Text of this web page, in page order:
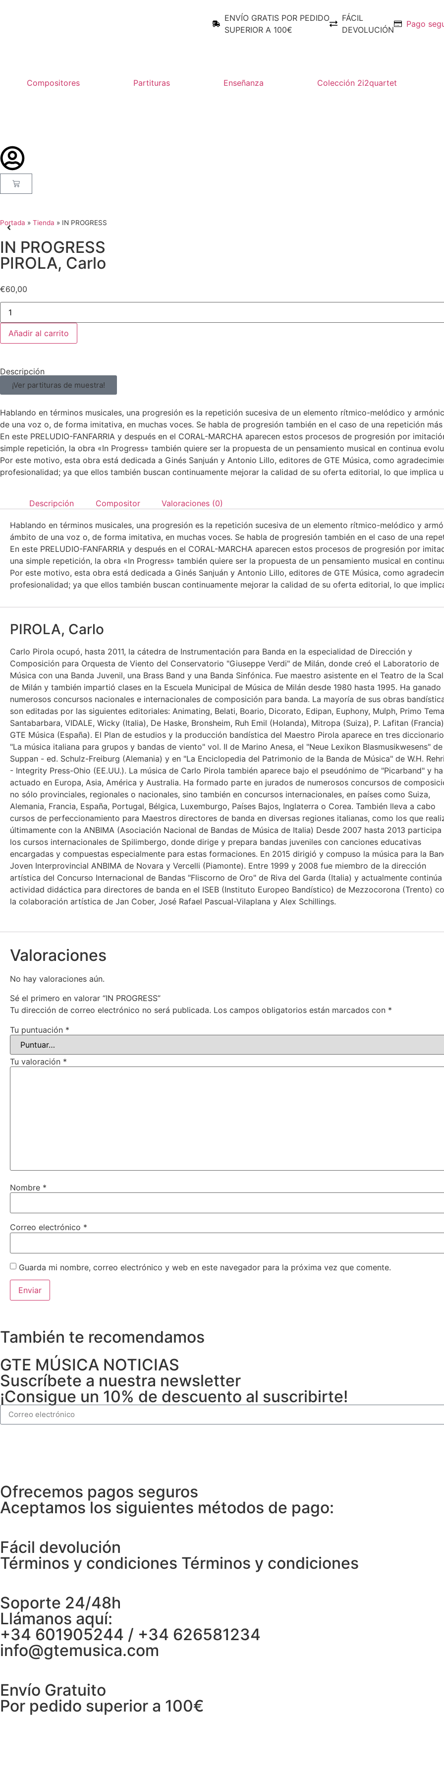
ENVÍO GRATIS POR PEDIDO
SUPERIOR A 100€
FÁCIL
DEVOLUCIÓN
Pago
Compositores Partituras Enseñanza Colección 2i2quartet
Portada » Tienda » IN PROGRESS
IN PROGRESS
PIROLA, Carlo
€60,00
Añadir al carrito
Descripción
¡Ver partituras de muestra!
Hablando en términos musicales, una progresión es la repetición sucesiva de un elemento rítmico-melódico y
de una voz o, de forma imitativa, en muchas voces. Se habla de progresión también en el caso de una repetición
En este PRELUDIO-FANFARRIA y después en el CORAL-MARCHA aparecen estos procesos de progresión por
simple repetición, la obra «In Progress» también quiere ser la propuesta de un pensamiento musical en continua
Por este motivo, esta obra está dedicada a Ginés Sanjuán y Antonio Lillo, editores de GTE Música, como
profesionalidad; ya que ellos también buscan continuamente mejorar la calidad de su oferta editorial, lo que implica
Descripción Compositor Valoraciones (0)
Hablando en términos musicales, una progresión es la repetición sucesiva de un elemento rítmico-melódico y
ámbito de una voz o, de forma imitativa, en muchas voces. Se habla de progresión también en el caso de una
En este PRELUDIO-FANFARRIA y después en el CORAL-MARCHA aparecen estos procesos de progresión por
una simple repetición, la obra «In Progress» también quiere ser la propuesta de un pensamiento musical en
Por este motivo, esta obra está dedicada a Ginés Sanjuán y Antonio Lillo, editores de GTE Música, como
profesionalidad; ya que ellos también buscan continuamente mejorar la calidad de su oferta editorial, lo que
PIROLA, Carlo
Carlo Pirola ocupó, hasta 2011, la cátedra de Instrumentación para Banda en la especialidad de Dirección y
Composición para Orquesta de Viento del Conservatorio "Giuseppe Verdi" de Milán, donde creó el Laboratorio de
Música con una Banda Juvenil, una Brass Band y una Banda Sinfónica. Fue maestro asistente en el Teatro de la
de Milán y también impartió clases en la Escuela Municipal de Música de Milán desde 1980 hasta 1995. Ha ganado
numerosos concursos nacionales e internacionales de composición para banda. La mayoría de sus obras
son editadas por las siguientes editoriales: Animating, Belati, Boario, Dicorato, Edipan, Euphony, Mulph, Primo
Santabarbara, VIDALE, Wicky (Italia), De Haske, Bronsheim, Ruh Emil (Holanda), Mitropa (Suiza), P. Lafitan
GTE Música (España). El Plan de estudios y la producción bandística del Maestro Pirola aparece en tres
"La música italiana para grupos y bandas de viento" vol. II de Marino Anesa, el "Neue Lexikon Blasmusikwesens" de
Suppan - ed. Schulz-Freiburg (Alemania) y en "La Enciclopedia del Patrimonio de la Banda de Música" de W.H.
- Integrity Press-Ohio (EE.UU.). La música de Carlo Pirola también aparece bajo el pseudónimo de "Picarband" y ha
actuado en Europa, Asia, América y Australia. Ha formado parte en jurados de numerosos concursos de
no sólo provinciales, regionales o nacionales, sino también en concursos internacionales, en países como Suiza,
Alemania, Francia, España, Portugal, Bélgica, Luxemburgo, Países Bajos, Inglaterra o Corea. También lleva a cabo
cursos de perfeccionamiento para Maestros directores de banda en diversas regiones italianas, como los que
últimamente con la ANBIMA (Asociación Nacional de Bandas de Música de Italia) Desde 2007 hasta 2013 participa
los cursos internacionales de Spilimbergo, donde dirige y prepara bandas juveniles con canciones educativas
encargadas y compuestas especialmente para estas formaciones. En 2015 dirigió y compuso la música para la
Joven Interprovincial ANBIMA de Novara y Vercelli (Piamonte). Entre 1999 y 2008 fue miembro de la dirección
artística del Concurso Internacional de Bandas "Fliscorno de Oro" de Riva del Garda (Italia) y actualmente continúa
actividad didáctica para directores de banda en el ISEB (Instituto Europeo Bandístico) de Mezzocorona (Trento)
la colaboración artística de Jan Cober, José Rafael Pascual-Vilaplana y Alex Schillings.
Valoraciones
No hay valoraciones aún.
Sé el primero en valorar “IN PROGRESS”
Tu dirección de correo electrónico no será publicada. Los campos obligatorios están marcados con *
Tu puntuación *
Tu valoración *
Nombre *
Correo electrónico *
Guarda mi nombre, correo electrónico y web en este navegador para la próxima vez que comente.
También te recomendamos
GTE MÚSICA NOTICIAS
Suscríbete a nuestra newsletter
¡Consigue un 10% de descuento al suscribirte!
Ofrecemos pagos seguros
Aceptamos los siguientes métodos de pago:
Fácil devolución
Términos y condiciones Términos y condiciones
Soporte 24/48h
Llámanos aquí:
+34 601905244 / +34 626581234
info@gtemusica.com
Envío Gratuito
Por pedido superior a 100€